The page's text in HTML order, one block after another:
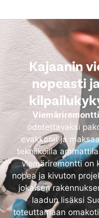
Kajaanin
nopeasti
Viemäriremontti
odotettavaksi
evakkoon ja
tekniikoilla
viemäriremontti on
nopea ja kivuton
jokaisen
laadun lisäksi
toteuttamaan